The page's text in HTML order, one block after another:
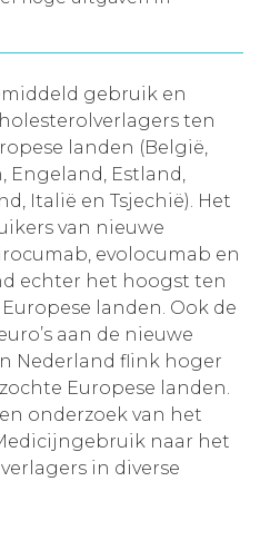
gebruik en
ten
landen (België,
Engeland, Estland,
Italië en Tsjechië). Het
van nieuwe
evolocumab en
echter het hoogst ten
landen. Ook de
aan de nieuwe
Nederland flink hoger
Europese landen.
onderzoek van het
naar het
in diverse